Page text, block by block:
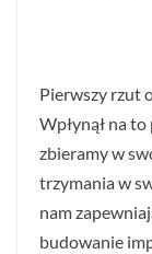
Pierwszy rzut
Wpłynął na
zbieramy w
trzymania w
nam
budowanie